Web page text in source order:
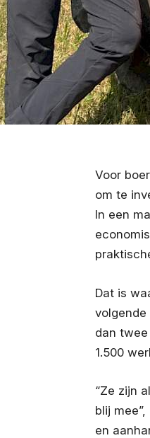
Voor
om te
In een
Dat is
volgende
dan
1.500
“Ze zijn
blij
en